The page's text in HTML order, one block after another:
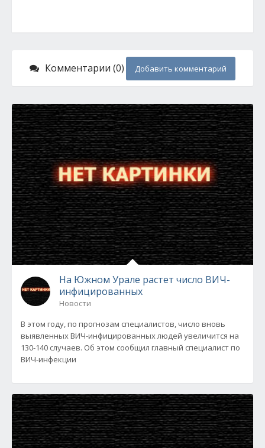
Комментарии (0) Добавить комментарий
На Южном Урале растет число ВИЧ-
инфицированных
Новости
В этом году, по прогнозам специалистов, число вновь
выявленных ВИЧ-инфицированных людей увеличится на
130-140 случаев. Об этом сообщил главный специалист по
ВИЧ-инфекции